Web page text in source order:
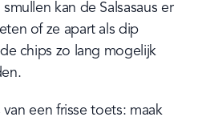
kan de Salsasaus er
of ze apart als dip
chips zo lang mogelijk
een frisse toets: maak